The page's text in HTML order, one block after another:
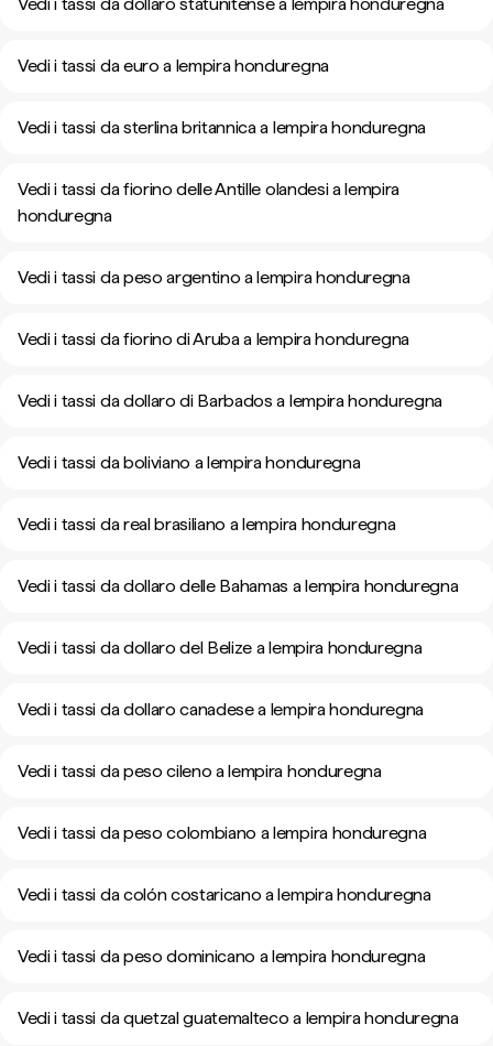
Vedi i tassi da euro a lempira honduregna
Vedi i tassi da sterlina britannica a lempira honduregna
Vedi i tassi da fiorino delle Antille olandesi a lempira
honduregna
Vedi i tassi da peso argentino a lempira honduregna
Vedi i tassi da fiorino di Aruba a lempira honduregna
Vedi i tassi da dollaro di Barbados a lempira honduregna
Vedi i tassi da boliviano a lempira honduregna
Vedi i tassi da real brasiliano a lempira honduregna
Vedi i tassi da dollaro delle Bahamas a lempira honduregna
Vedi i tassi da dollaro del Belize a lempira honduregna
Vedi i tassi da dollaro canadese a lempira honduregna
Vedi i tassi da peso cileno a lempira honduregna
Vedi i tassi da peso colombiano a lempira honduregna
Vedi i tassi da colón costaricano a lempira honduregna
Vedi i tassi da peso dominicano a lempira honduregna
Vedi i tassi da quetzal guatemalteco a lempira honduregna